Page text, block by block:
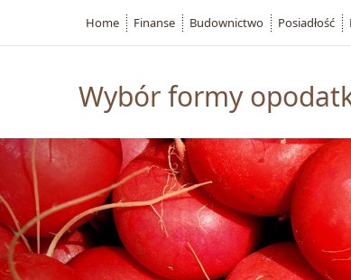
Wybór formy
Home Finanse Budownictwo Posiadłość